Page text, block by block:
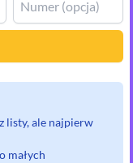
listy, ale najpierw
małych